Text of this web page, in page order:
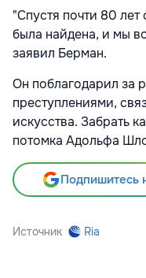
"Спустя почти 80
была найдена, и мы
заявил Берман.
Он поблагодарил за
преступлениями,
искусства. Забрать
потомка Адольфа
Подпишитесь
Источник Ria